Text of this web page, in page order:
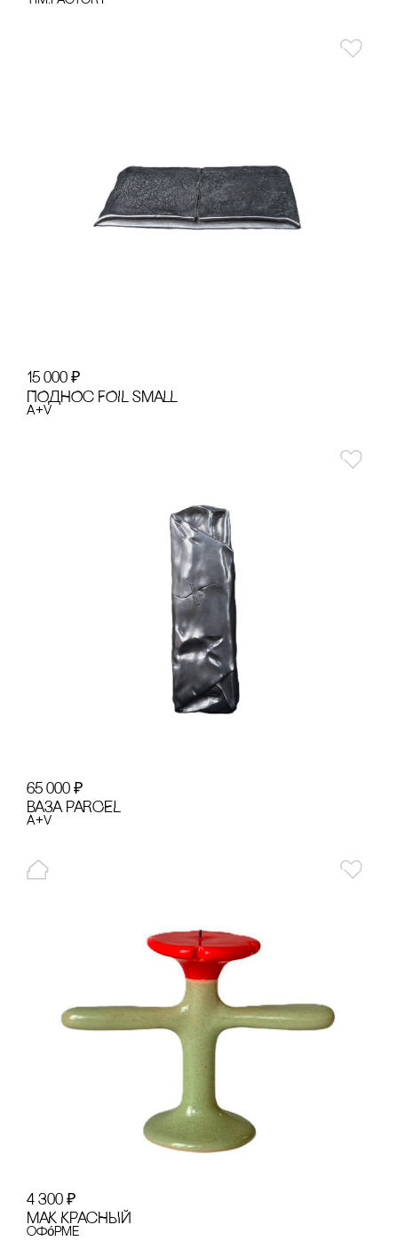
15 000 ₽
ПОДНОс FOIL SMALL
A+V
65 000 ₽
ВАЗА PARCEL
A+V
4 300 ₽
МАК КРАсНЫЙ
офóрме